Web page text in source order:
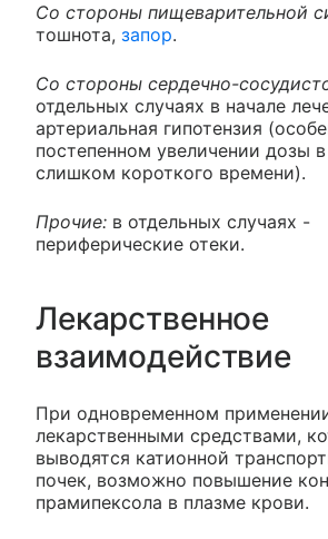
Со стороны пищеварительной
тошнота, запор.
Со стороны сердечно-
отдельных случаях в начале
артериальная гипотензия
постепенном увеличении дозы
слишком короткого времени).
Прочие: в отдельных случаях -
периферические отеки.
Лекарственное
взаимодействие
При одновременном
лекарственными средствами,
выводятся катионной
почек, возможно повышение
прамипексола в плазме крови.